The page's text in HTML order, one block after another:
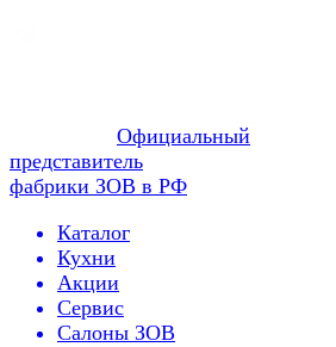
Официальный
представитель
фабрики ЗОВ в РФ
Каталог
Кухни
Акции
Сервис
Салоны ЗОВ